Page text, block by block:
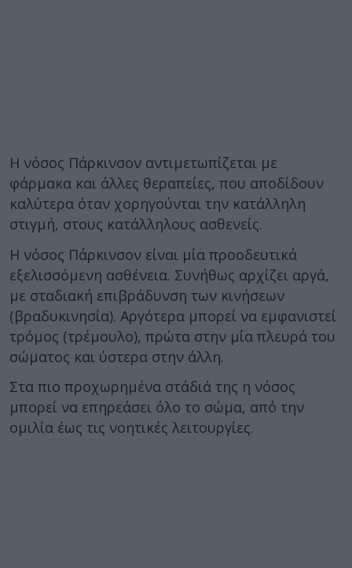
Η νόσος Πάρκινσον αντιμετωπίζεται με
φάρμακα και άλλες θεραπείες, που αποδίδουν
καλύτερα όταν χορηγούνται την κατάλληλη
στιγμή, στους κατάλληλους ασθενείς.
Η νόσος Πάρκινσον είναι μία προοδευτικά
εξελισσόμενη ασθένεια. Συνήθως αρχίζει αργά,
με σταδιακή επιβράδυνση των κινήσεων
(βραδυκινησία). Αργότερα μπορεί να εμφανιστεί
τρόμος (τρέμουλο), πρώτα στην μία πλευρά του
σώματος και ύστερα στην άλλη.
Στα πιο προχωρημένα στάδιά της η νόσος
μπορεί να επηρεάσει όλο το σώμα, από την
ομιλία έως τις νοητικές λειτουργίες.